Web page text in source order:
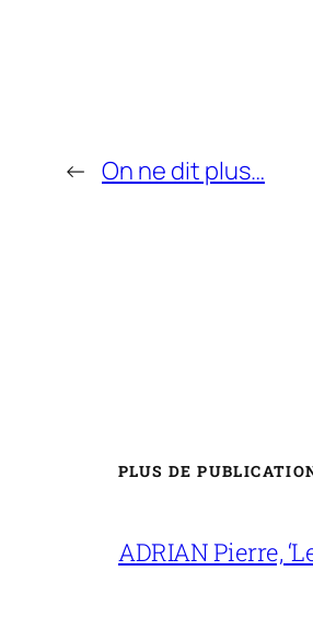
← On ne dit plus…
PLUS DE
ADRIAN Pierre,